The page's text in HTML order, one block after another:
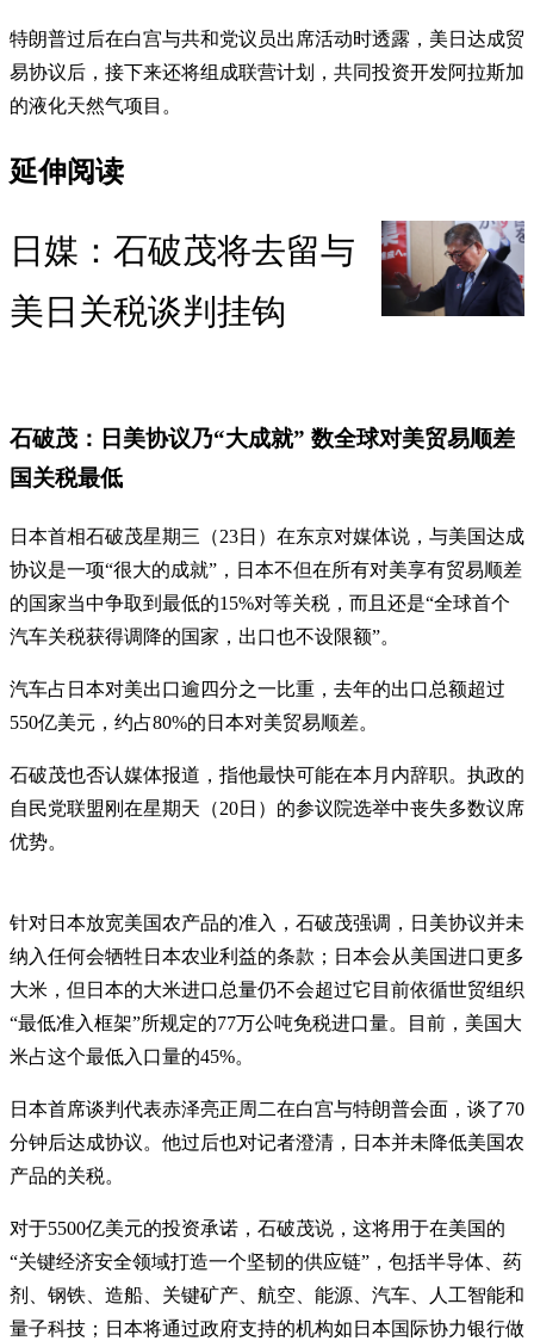
特朗普过后在白宫与共和党议员出席活动时透露，美日达成贸
易协议后，接下来还将组成联营计划，共同投资开发阿拉斯加
的液化天然气项目。
延伸阅读
日媒：石破茂将去留与
美日关税谈判挂钩
石破茂：日美协议乃“大成就” 数全球对美贸易顺差
国关税最低
日本首相石破茂星期三（23日）在东京对媒体说，与美国达成
协议是一项“很大的成就”，日本不但在所有对美享有贸易顺差
的国家当中争取到最低的15%对等关税，而且还是“全球首个
汽车关税获得调降的国家，出口也不设限额”。
汽车占日本对美出口逾四分之一比重，去年的出口总额超过
550亿美元，约占80%的日本对美贸易顺差。
石破茂也否认媒体报道，指他最快可能在本月内辞职。执政的
自民党联盟刚在星期天（20日）的参议院选举中丧失多数议席
优势。
针对日本放宽美国农产品的准入，石破茂强调，日美协议并未
纳入任何会牺牲日本农业利益的条款；日本会从美国进口更多
大米，但日本的大米进口总量仍不会超过它目前依循世贸组织
“最低准入框架”所规定的77万公吨免税进口量。目前，美国大
米占这个最低入口量的45%。
日本首席谈判代表赤泽亮正周二在白宫与特朗普会面，谈了70
分钟后达成协议。他过后也对记者澄清，日本并未降低美国农
产品的关税。
对于5500亿美元的投资承诺，石破茂说，这将用于在美国的
“关键经济安全领域打造一个坚韧的供应链”，包括半导体、药
剂、钢铁、造船、关键矿产、航空、能源、汽车、人工智能和
量子科技；日本将通过政府支持的机构如日本国际协力银行做